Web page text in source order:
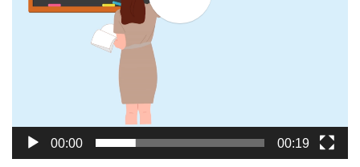
00:00 00:19
Play